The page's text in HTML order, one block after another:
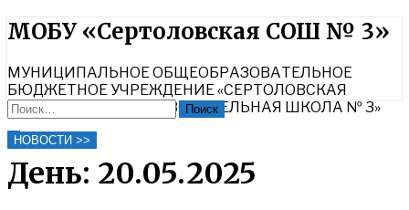
Найти:
МОБУ «Сертоловская СОШ № 3»
МУНИЦИПАЛЬНОЕ ОБЩЕОБРАЗОВАТЕЛЬНОЕ
БЮДЖЕТНОЕ УЧРЕЖДЕНИЕ «СЕРТОЛОВСКАЯ
СРЕДНЯЯ ОБЩЕОБРАЗОВАТЕЛЬНАЯ ШКОЛА № 3»
НОВОСТИ >>
Найти:
Close
Search
День: 20.05.2025